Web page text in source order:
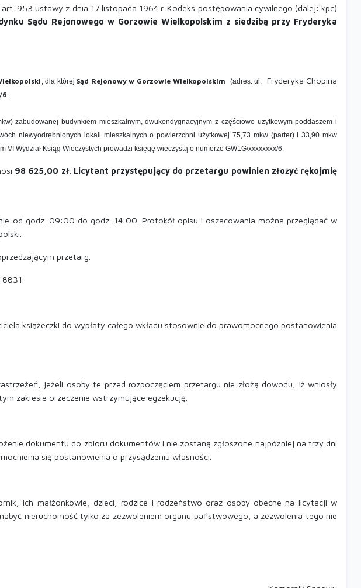
953 ustawy z dnia 17 listopada 1964 r. Kodeks postępowania cywilnego (dalej: kpc)
Sądu Rejonowego w Gorzowie Wielkopolskim z siedzibą przy Fryderyka
, dla którejSąd Rejonowy w Gorzowie Wielkopolskim (adres: ul.
Fryderyka Chopina
6.
zabudowanej budynkiem mieszkalnym, dwukondygnacyjnym z częściowo użytkowym poddaszem i
niewyodrębnionych lokali mieszkalnych o powierzchni użytkowej 75,73 mkw (parter) i 33,90 mkw
Wydział Ksiąg Wieczystych prowadzi księgę wieczystą o numerze GW1G/xxxxxxxx/6.
98 625,00 zł. Licytant przystępujący do przetargu powinien złożyć rękojmię
od godz. 09:00 do godz. 14:00. Protokół opisu i oszacowania można przeglądać w
przetarg.
książeczki do wypłaty całego wkładu stosownie do prawomocnego postanowienia
jeżeli osoby te przed rozpoczęciem przetargu nie złożą dowodu, iż wniosły
zakresie orzeczenie wstrzymujące egzekucję.
dokumentu do zbioru dokumentów i nie zostaną zgłoszone najpóźniej na trzy dni
się postanowienia o przysądzeniu własności.
ich małżonkowie, dzieci, rodzice i rodzeństwo oraz osoby obecne na licytacji w
nieruchomość tylko za zezwoleniem organu państwowego, a zezwolenia tego nie